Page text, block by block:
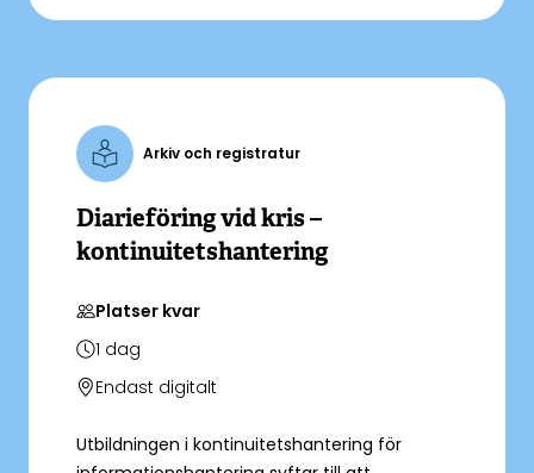
Arkiv och registratur
Diarieföring vid kris –
kontinuitetshantering
Platser kvar
1 dag
Endast digitalt
Utbildningen i kontinuitetshantering för